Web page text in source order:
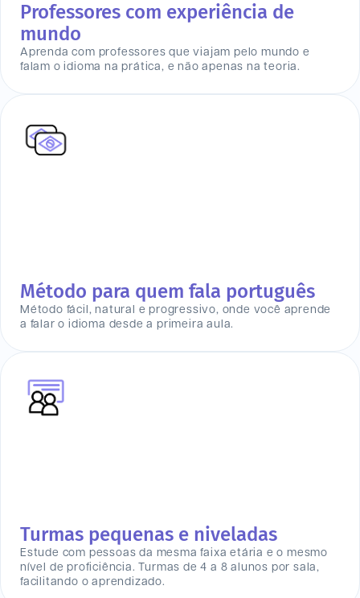
Professores com experiência de
mundo
Aprenda com professores que viajam pelo mundo e
falam o idioma na prática, e não apenas na teoria.
Método para quem fala português
Método fácil, natural e progressivo, onde você aprende
a falar o idioma desde a primeira aula.
Turmas pequenas e niveladas
Estude com pessoas da mesma faixa etária e o mesmo
nível de proficiência. Turmas de 4 a 8 alunos por sala,
facilitando o aprendizado.